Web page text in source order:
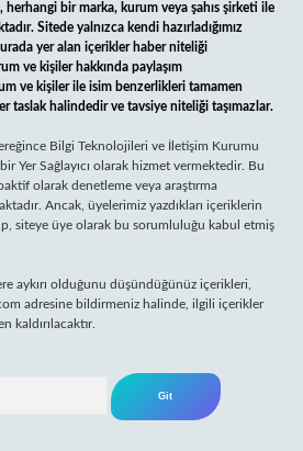
herhangi bir marka, kurum veya şahıs şirketi ile
Sitede yalnızca kendi hazırladığımız
yer alan içerikler haber niteliği
ve kişiler hakkında paylaşım
ve kişiler ile isim benzerlikleri tamamen
taslak halindedir ve tavsiye niteliği taşımazlar.
Bilgi Teknolojileri ve İletişim Kurumu
Yer Sağlayıcı olarak hizmet vermektedir. Bu
olarak denetleme veya araştırma
Ancak, üyelerimiz yazdıkları içeriklerin
siteye üye olarak bu sorumluluğu kabul etmiş
aykırı olduğunu düşündüğünüz içerikleri,
adresine bildirmeniz halinde, ilgili içerikler
kaldırılacaktır.